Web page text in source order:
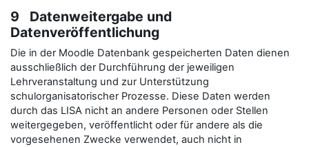
9 Datenweitergabe und
Datenveröffentlichung
Die in der Moodle Datenbank gespeicherten Daten dienen
ausschließlich der Durchführung der jeweiligen
Lehrveranstaltung und zur Unterstützung
schulorganisatorischer Prozesse. Diese Daten werden
durch das LISA nicht an andere Personen oder Stellen
weitergegeben, veröffentlicht oder für andere als die
vorgesehenen Zwecke verwendet, auch nicht in